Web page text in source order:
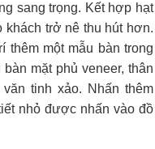
sang trọng. Kết hợp hạt
khách trở nê thu hút hơn.
thêm một mẫu bàn trong
mặt phủ veneer, thân
tinh xảo. Nhấn thêm
nhỏ được nhấn vào đồ